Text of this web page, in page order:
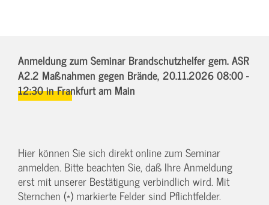
Anmeldung zum Seminar Brandschutzhelfer gem. ASR
A2.2 Maßnahmen gegen Brände, 20.11.2026 08:00 -
12:30in Frankfurt am Main
Hier können Sie sich direkt online zum Seminar
anmelden. Bitte beachten Sie, daß Ihre Anmeldung
erst mit unserer Bestätigung verbindlich wird. Mit
Sternchen (*) markierte Felder sind Pflichtfelder.